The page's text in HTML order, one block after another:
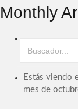
Monthly
Estás viendo
mes de